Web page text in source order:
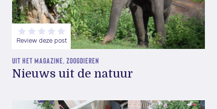
Review deze post
UIT HET MAGAZINE, ZOOGDIEREN
Nieuws uit de natuur